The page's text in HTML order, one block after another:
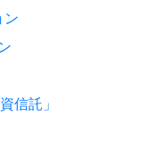
ン
信託」